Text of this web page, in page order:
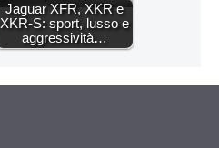
Jaguar XFR, XKR e
XKR-S: sport, lusso e
aggressività…